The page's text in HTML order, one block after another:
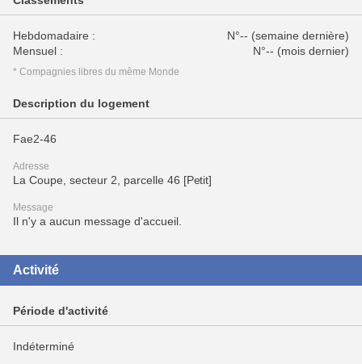
Hebdomadaire :
N°-- (semaine dernière)
Mensuel :
N°-- (mois dernier)
* Compagnies libres du même Monde
Description du logement
Fae2-46
Adresse
La Coupe, secteur 2, parcelle 46 [Petit]
Message
Il n'y a aucun message d'accueil.
Activité
Période d'activité
Indéterminé